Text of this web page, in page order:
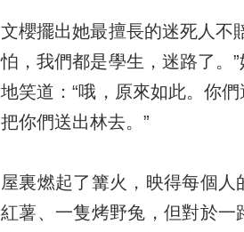
文櫻擺出她最擅長的迷死人不
怕，我們都是學生，迷路了。
地笑道：“哦，原來如此。你
把你們送出林去。”
屋裏燃起了篝火，映得每個
紅薯、一隻烤野兔，但對於